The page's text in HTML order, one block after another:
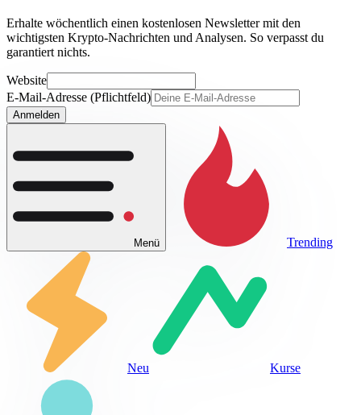
Erhalte wöchentlich einen kostenlosen Newsletter mit den
wichtigsten Krypto-Nachrichten und Analysen. So verpasst du
garantiert nichts.
Website
E-Mail-Adresse (Pflichtfeld)
Anmelden
Menü Trending
Neu Kurse